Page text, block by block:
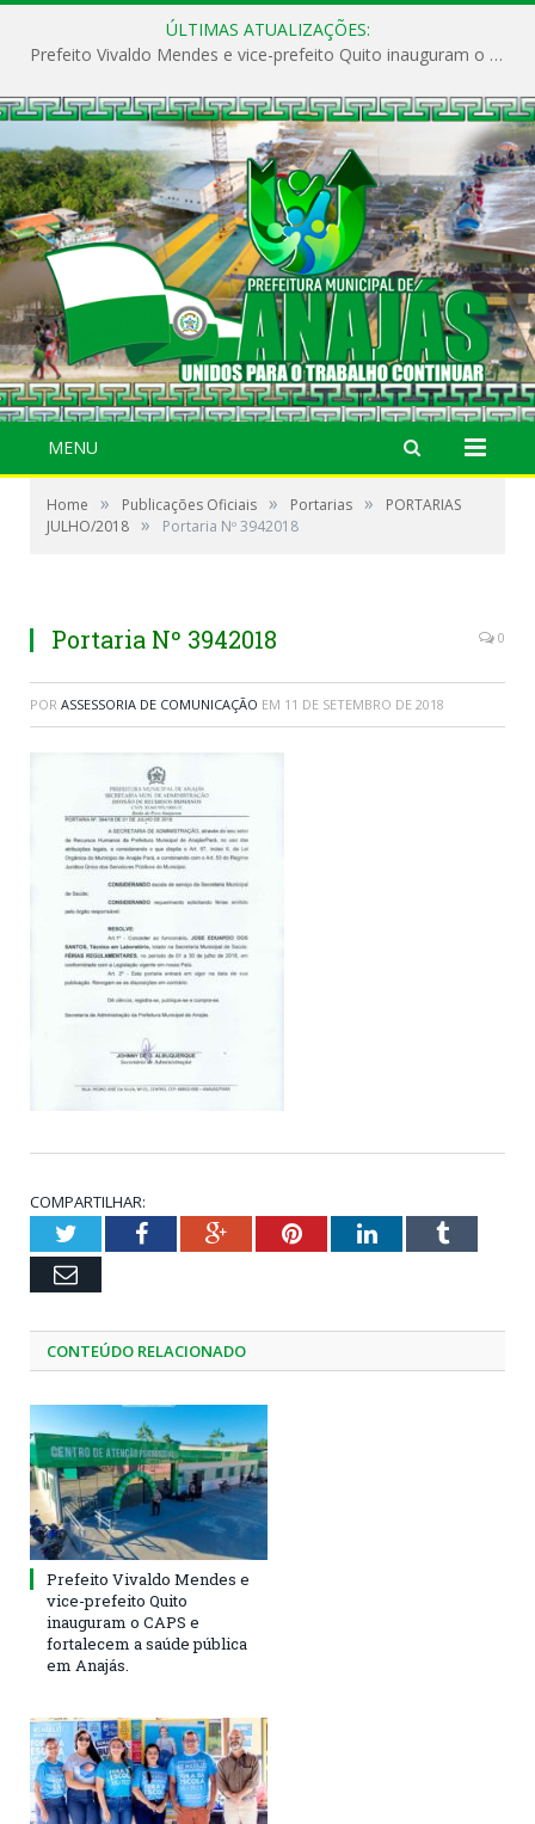
ÚLTIMAS ATUALIZAÇÕES:
Prefeito Vivaldo Mendes e vice-prefeito Quito inauguram o CAPS e fortalecem a saúde pública em Anajás.
MENU
Home » Publicações Oficiais » Portarias »
PORTARIAS
JULHO/2018 » Portaria Nº 3942018
Portaria Nº 3942018 0
POR ASSESSORIA DE COMUNICAÇÃO EM 11 DE SETEMBRO DE 2018
COMPARTILHAR:
TwitterFacebookGoogle+PinterestLinkedInTumblr
Email
CONTEÚDO RELACIONADO
Prefeito Vivaldo Mendes e
vice-prefeito Quito
inauguram o CAPS e
fortalecem a saúde pública
em Anajás.